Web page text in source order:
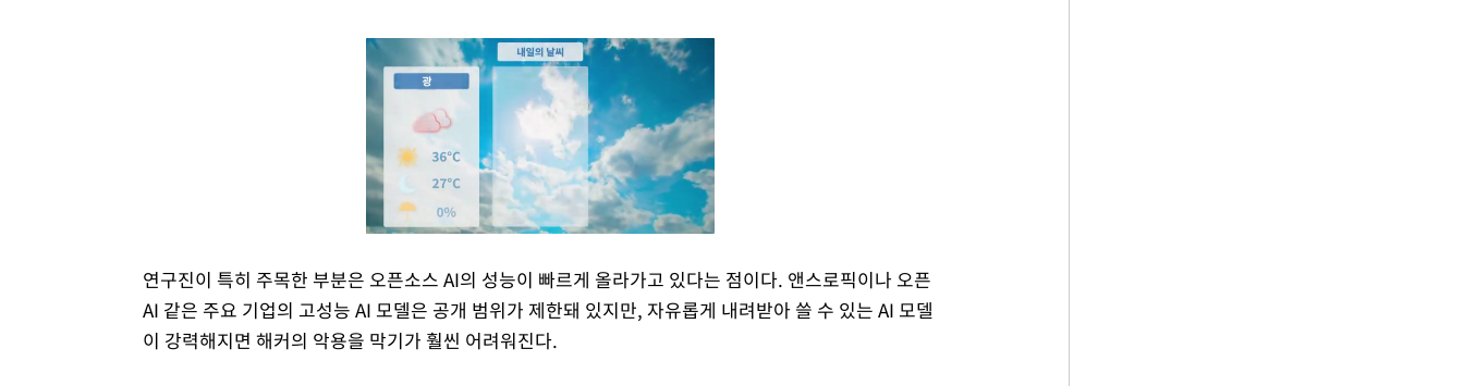
Mute
연구진이 특히 주목한 부분은 오픈소스 AI의 성능이 빠르게 올라가고 있다는 점이다. 앤스로픽이나 오픈
AI 같은 주요 기업의 고성능 AI 모델은 공개 범위가 제한돼 있지만, 자유롭게 내려받아 쓸 수 있는 AI 모델
이 강력해지면 해커의 악용을 막기가 훨씬 어려워진다.